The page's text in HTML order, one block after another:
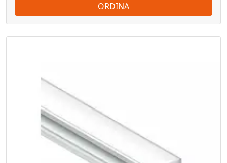
ORDINA